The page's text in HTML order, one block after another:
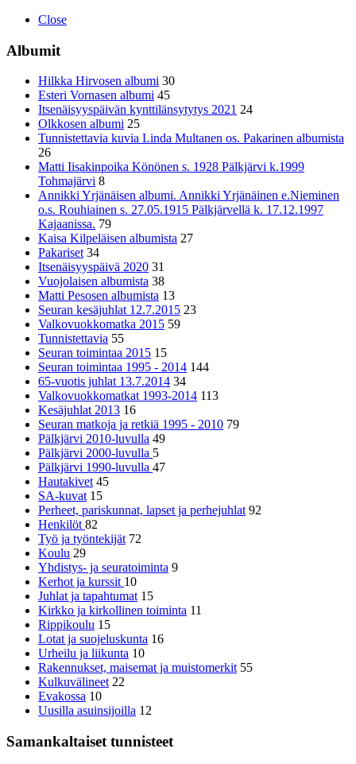
Close
Albumit
Hilkka Hirvosen albumi 30
Esteri Vornasen albumi 45
Itsenäisyyspäivän kynttilänsytytys 2021 24
Olkkosen albumi 25
Tunnistettavia kuvia Linda Multanen os. Pakarinen albumista
26
Matti Iisakinpoika Könönen s. 1928 Pälkjärvi k.1999
Tohmajärvi 8
Annikki Yrjänäisen albumi. Annikki Yrjänäinen e.Nieminen
o.s. Rouhiainen s. 27.05.1915 Pälkjärvellä k. 17.12.1997
Kajaanissa. 79
Kaisa Kilpeläisen albumista 27
Pakariset 34
Itsenäisyyspäivä 2020 31
Vuojolaisen albumista 38
Matti Pesosen albumista 13
Seuran kesäjuhlat 12.7.2015 23
Valkovuokkomatka 2015 59
Tunnistettavia 55
Seuran toimintaa 2015 15
Seuran toimintaa 1995 - 2014 144
65-vuotis juhlat 13.7.2014 34
Valkovuokkomatkat 1993-2014 113
Kesäjuhlat 2013 16
Seuran matkoja ja retkiä 1995 - 2010 79
Pälkjärvi 2010-luvulla 49
Pälkjärvi 2000-luvulla 5
Pälkjärvi 1990-luvulla 47
Hautakivet 45
SA-kuvat 15
Perheet, pariskunnat, lapset ja perhejuhlat 92
Henkilöt82
Työ ja työntekijät 72
Koulu 29
Yhdistys- ja seuratoiminta 9
Kerhot ja kurssit 10
Juhlat ja tapahtumat 15
Kirkko ja kirkollinen toiminta 11
Rippikoulu 15
Lotat ja suojeluskunta 16
Urheilu ja liikunta 10
Rakennukset, maisemat ja muistomerkit 55
Kulkuvälineet 22
Evakossa 10
Uusilla asuinsijoilla 12
Samankaltaiset tunnisteet